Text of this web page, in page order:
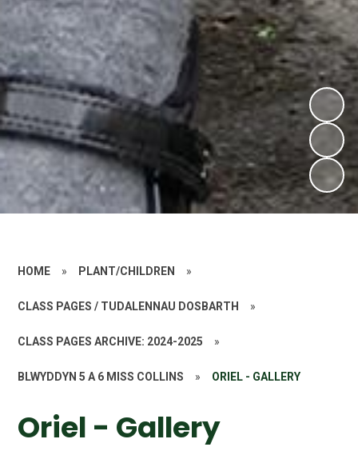
HOME » PLANT/CHILDREN »
CLASS PAGES / TUDALENNAU DOSBARTH »
CLASS PAGES ARCHIVE: 2024-2025 »
BLWYDDYN 5 A 6 MISS COLLINS » ORIEL - GALLERY
Oriel - Gallery